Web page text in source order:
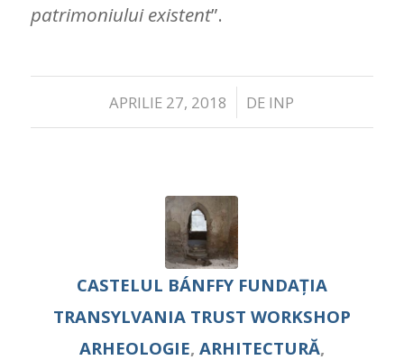
patrimoniului existent”.
APRILIE 27, 2018
/ DE INP
CASTELUL BÁNFFY FUNDAȚIA
TRANSYLVANIA TRUST WORKSHOP
ARHEOLOGIE, ARHITECTURĂ,